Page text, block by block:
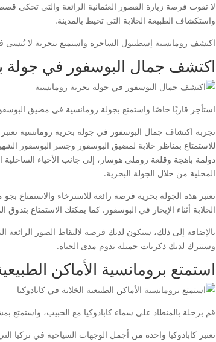
لا تفوت فرصة زيارة القصور العثمانية الرائعة والتي تحكي
واستكشاف الطبيعة الخلابة التي تحيط بالمدينة.
اكتشف رومانسية إسطنبول الساحرة واستمتع بتجربة لا تُنسى
اكتشف جمال البوسفور في جولة
استأجر قاربًا خاصًا واستمتع بجولة رومانسية في مضيق البوسفور،
تجربة اكتشاف جمال البوسفور في جولة بحرية رومانسية
للاستمتاع بمناظر خلابة لمضيق البوسفور وجسر البوسفور
دولمة باهجة وقلعة روملي هوسار، إلى جانب الأحياء الساحلية
المحلية من خلال الجولة البحرية.
تعتبر هذه الجولة بحرية فرصة رائعة للاسترخاء والاستمتاع
الخلابة أثناء الإبحار في البوسفور. كما يمكنك الاستمتاع بتذوق
بالإضافة إلى ذلك، ستكون لديك فرصة لالتقاط الصور
وستترك لديك ذكريات جميلة تدوم مدى الحياة.
استمتع برومانسية الأماكن
قم برحلة بالمنطاد على سماء كابادوكيا مع الحبيب، واستمتع
تعتبر كابادوكيا واحدة من أجمل الوجهات السياحية في تركيا